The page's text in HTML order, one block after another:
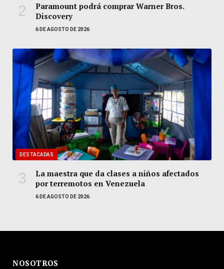
Paramount podrá comprar Warner Bros.
Discovery
6 DE AGOSTO DE 2026
DESTACADAS
La maestra que da clases a niños afectados
por terremotos en Venezuela
6 DE AGOSTO DE 2026
NOSOTROS